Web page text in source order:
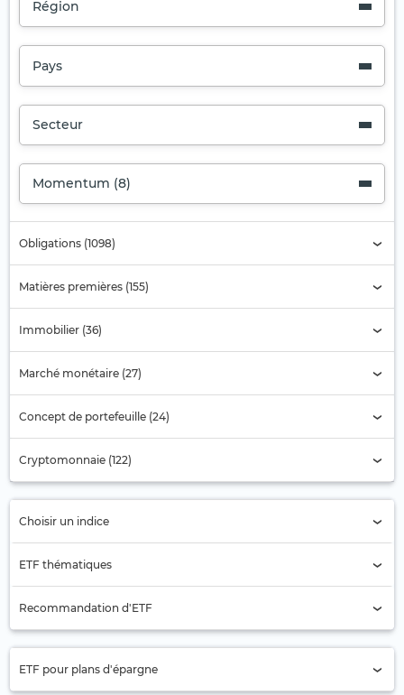
Région
Pays
Secteur
Momentum (8)
Obligations (1098)
Matières premières (155)
Immobilier (36)
Marché monétaire (27)
Concept de portefeuille (24)
Cryptomonnaie (122)
Choisir un indice
Sélection de l'indice
ETF thématiques
Aérospatiale
Alimentation et Boissons
Recommandation d'ETF
Actions Asie-Pacifique (ex Japon)
ETF pour plans d'épargne